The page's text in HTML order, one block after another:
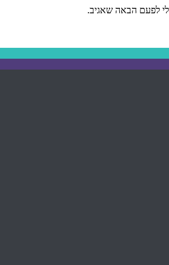
לפעם הבאה שאגיב.